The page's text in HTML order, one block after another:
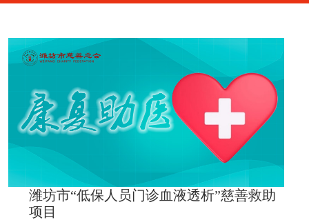
潍坊市“低保人员门诊血液透析”慈善救助
项目